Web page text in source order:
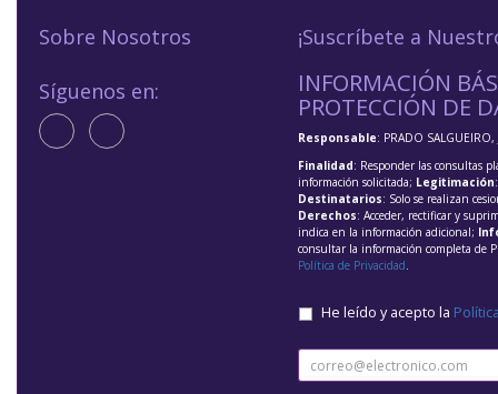
Sobre Nosotros
Síguenos en:
¡Suscríbete a
INFORMACIÓN
PROTECCIÓN DE
Responsable: PRADO SALGUEIRO,
Finalidad: Responder las consultas
información solicitada; Legitimación
Destinatarios: Solo se realizan
Derechos: Acceder, rectificar y
indica en la información adicional;
consultar la información completa de
Política de Privacidad.
He leído y acepto la